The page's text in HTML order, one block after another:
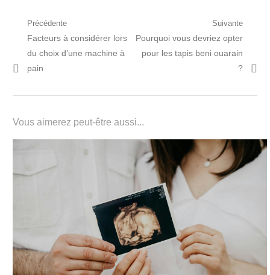
Navigation
l’article
Précédente
Post
précédent:
Facteurs à considérer lors
du choix d’une machine à
pain
Suivante
Prochain
article:
Pourquoi vous devriez opter
pour les tapis beni ouarain
?
Vous aimerez peut-être aussi...